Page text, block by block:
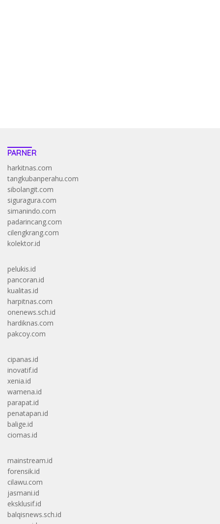
PARNER
harkitnas.com
tangkubanperahu.com
sibolangit.com
siguragura.com
simanindo.com
padarincang.com
cilengkrang.com
kolektor.id
pelukis.id
pancoran.id
kualitas.id
harpitnas.com
onenews.sch.id
hardiknas.com
pakcoy.com
cipanas.id
inovatif.id
xenia.id
wamena.id
parapat.id
penatapan.id
balige.id
ciomas.id
mainstream.id
forensik.id
cilawu.com
jasmani.id
eksklusif.id
balqisnews.sch.id